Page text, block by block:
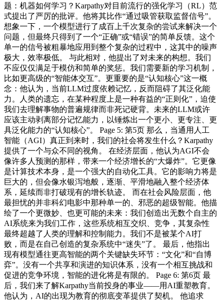
题：机器如何学习？Karpathy对目前流行的强化学习（RL）范
式提出了严厉的批评。他将其比作“通过吸管获取监督信号”。
想象一下，一个模型进行了成百上千次复杂的尝试来解决一个
问题，但最终只得到了一个“正确”或“错误”的简单反馈。这个
单一的信号被粗暴地应用到整个复杂的过程中，这其中的噪声
极大，效率极低。 与此相对，他提出了对未来的构想。我们
不应仅仅满足于模仿和简单的奖惩。我们需要新的学习机制，
比如更高级的“智能体交互”。更重要的是“认知核心”这一概
念：他认为，当前LLM过度依赖记忆，反而阻碍了其泛化能
力。人类的遗忘，在某种程度上是一种有益的“正则化”，迫使
我们去理解事物的普遍规律而非死记硬背。未来的LLM或许
应该主动剥离部分记忆能力，以锤炼出一个更小、更专注、更
具泛化能力的“认知核心”。 Page 5: 第5页 那么，当通用人工
智能（AGI）真正到来时，我们的社会将发生什么？Karpathy
提供了一个与众不同的视角。 在经济层面，他认为AGI不会
像许多人预测的那样，带来一个经济增长的“大爆炸”。它更像
是计算技术本身，是一个强大的自动化工具。它的影响力将是
巨大的，但会像水银泻地般，逐渐、平滑地融入整个经济体
系，延续而非打破现有的增长轨迹。 而在社会风险层面，他
最担忧的并非科幻电影中那种单一的、邪恶的超级智能。他描
绘了一个更微妙、也更可能的未来：我们创造出无数个自主的
AI系统来为我们工作，这些系统相互交织、竞争，其复杂性
最终超越了人类的理解和控制能力。我们不是被某个AI打
败，而是在自己创造的复杂系统中“迷失”了。 最后，他指出
现有模型通往更高智能的两个关键缺失环节：“文化”和“自博
弈”。没有一个共享和演进的知识体系，没有一个相互挑战和
促进的竞争环境，智能的进化将是有限的。 Page 6: 第6页 最
后，我们来了解Karpathy当前投身的事业——用AI重塑教育。
他认为，AI的出现为教育的彻底变革提供了契机。 他追求